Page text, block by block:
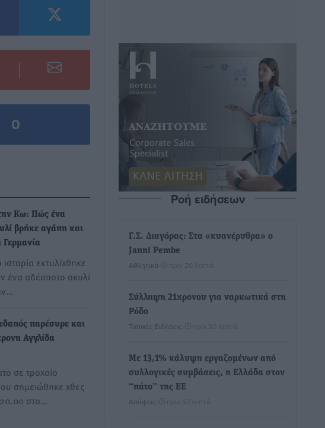
0
Κω: Πώς ένα
βρήκε αγάπη και
Γερμανία
εκτυλίχθηκε
ένα αδέσποτο σκυλί
παρέσυρε και
Αγγλίδα
σε τροχαίο
σημειώθηκε χθες
20.00 στο…
Ροή ειδήσεων
Γ.Σ. Διαγόρας: Στα «κυανέρυθρα» ο
Janni Pembe
Αθλητικά πριν 20 λεπτά
Σύλληψη 21χρονου για ναρκωτικά στη
Ρόδο
Τοπικές Ειδήσεις πριν 50 λεπτά
Με 13,1% κάλυψη εργαζομένων από
συλλογικές συμβάσεις, η Ελλάδα στον
“πάτο” της ΕΕ
Απόψεις πριν 57 λεπτά